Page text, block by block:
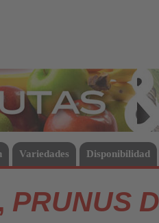
Variedades Disponibilidad
PRUNUS